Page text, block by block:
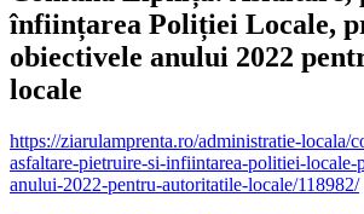
înființarea Poliției Locale,
obiectivele anului 2022
locale
https://ziarulamprenta.ro/administratie-locala/
asfaltare-pietruire-si-infiintarea-politiei-locale-
anului-2022-pentru-autoritatile-locale/118982/